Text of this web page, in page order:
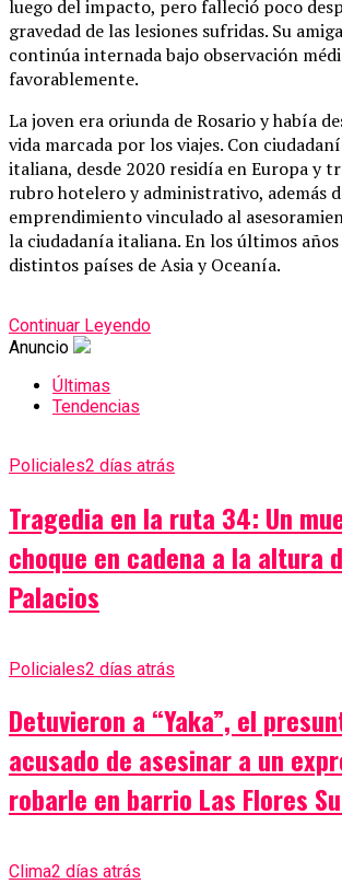
luego del impacto, pero falleció poco
gravedad de las lesiones sufridas. Su
continúa internada bajo observación
favorablemente.
La joven era oriunda de Rosario y había
vida marcada por los viajes. Con
italiana, desde 2020 residía en Europa y
rubro hotelero y administrativo, además
emprendimiento vinculado al
la ciudadanía italiana. En los últimos
distintos países de Asia y Oceanía.
Continuar Leyendo
Anuncio
Últimas
Tendencias
Policiales2 días atrás
Tragedia en la ruta 34: Un
choque en cadena a la altura
Palacios
Policiales2 días atrás
Detuvieron a “Yaka”, el
acusado de asesinar a un
robarle en barrio Las Flores
Clima2 días atrás